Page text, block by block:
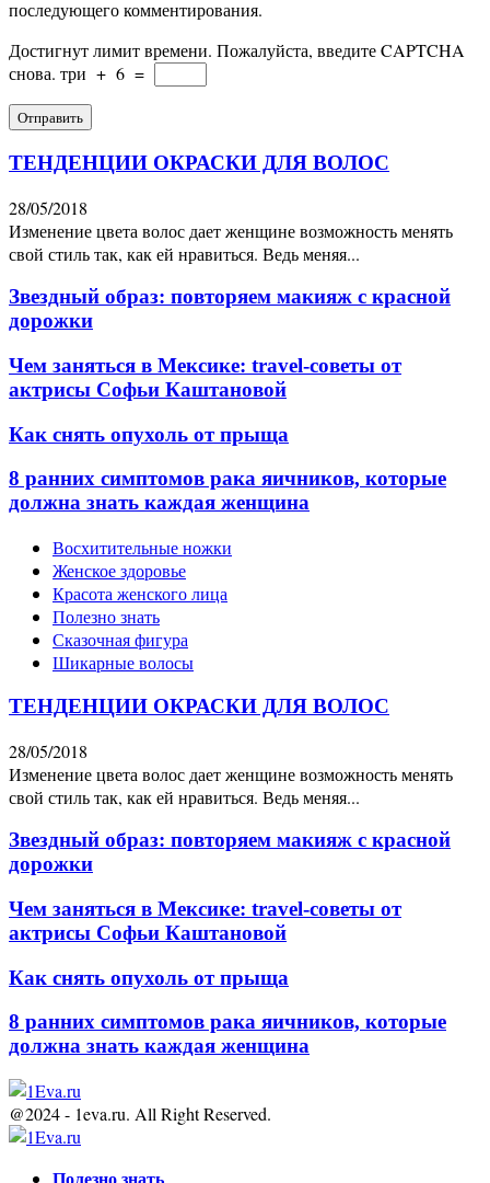
последующего комментирования.
Достигнут лимит времени. Пожалуйста, введите CAPTCHA
снова. три + 6 =
ТЕНДЕНЦИИ ОКРАСКИ ДЛЯ ВОЛОС
28/05/2018
Изменение цвета волос дает женщине возможность менять
свой стиль так, как ей нравиться. Ведь меняя...
Звездный образ: повторяем макияж с красной
дорожки
Чем заняться в Мексике: travel-советы от
актрисы Софьи Каштановой
Как снять опухоль от прыща
8 ранних симптомов рака яичников, которые
должна знать каждая женщина
Восхитительные ножки
Женское здоровье
Красота женского лица
Полезно знать
Сказочная фигура
Шикарные волосы
ТЕНДЕНЦИИ ОКРАСКИ ДЛЯ ВОЛОС
28/05/2018
Изменение цвета волос дает женщине возможность менять
свой стиль так, как ей нравиться. Ведь меняя...
Звездный образ: повторяем макияж с красной
дорожки
Чем заняться в Мексике: travel-советы от
актрисы Софьи Каштановой
Как снять опухоль от прыща
8 ранних симптомов рака яичников, которые
должна знать каждая женщина
@2024 - 1eva.ru. All Right Reserved.